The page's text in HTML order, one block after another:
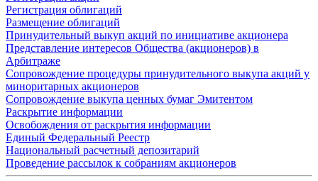
Регистрация облигаций
Размещение облигаций
Принудительный выкуп акций по инициативе акционера
Представление интересов Общества (акционеров) в
Арбитраже
Сопровождение процедуры принудительного выкупа акций у
миноритарных акционеров
Сопровождение выкупа ценных бумаг Эмитентом
Раскрытие информации
Освобождения от раскрытия информации
Единый Федеральный Реестр
Национальный расчетный депозитарий
Проведение рассылок к собраниям акционеров